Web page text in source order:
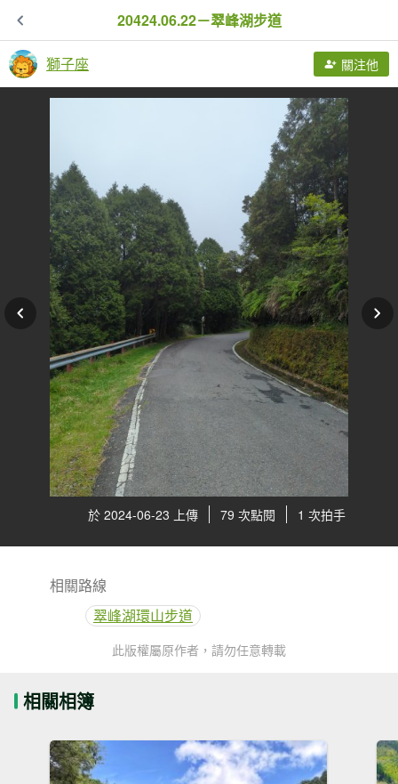
20424.06.22－翠峰湖步道
獅子座 關注他
於 2024-06-23 上傳 79 次點閱 1 次拍手
相關路線
翠峰湖環山步道
此版權屬原作者，請勿任意轉載
相關相簿